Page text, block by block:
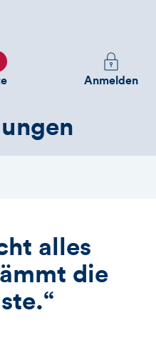
Melden
Sie
Anmelden
alles
die